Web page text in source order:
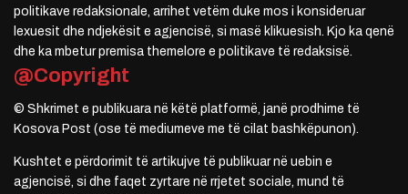
politikave redaksionale, arrihet vetëm duke mos i konsideruar
lexuesit dhe ndjekësit e agjencisë, si masë klikuesish. Kjo ka qenë
dhe ka mbetur premisa themelore e politikave të redaksisë.
@Copyright
© Shkrimet e publikuara në këtë platformë, janë prodhime të
Kosova Post (ose të mediumeve me të cilat bashkëpunon).
Kushtet e përdorimit të artikujve të publikuar në uebin e
agjencisë, si dhe faqet zyrtare në rrjetet sociale, mund të